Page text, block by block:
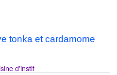
tonka et cardamome
d'instit